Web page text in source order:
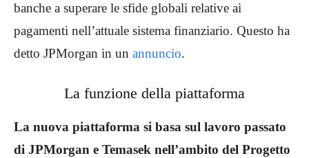
banche a superare le sfide globali relative ai
pagamenti nell’attuale sistema finanziario. Questo ha
detto JPMorgan in un annuncio.
La funzione della piattaforma
La nuova piattaforma si basa sul lavoro passato
di JPMorgan e Temasek nell’ambito del Progetto